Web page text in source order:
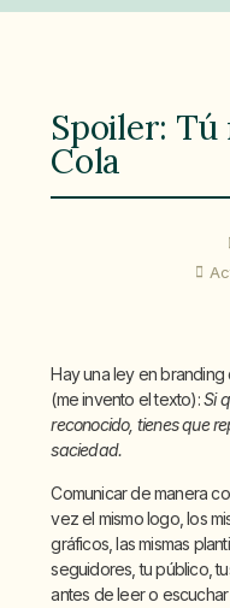
Spoiler: Tú
Cola
Hay una ley en
(me invento el texto):Si
reconocido, tienes que
saciedad.
Comunicar de manera
vez el mismo logo, los
gráficos, las mismas
seguidores, tu público,
antes de leer o